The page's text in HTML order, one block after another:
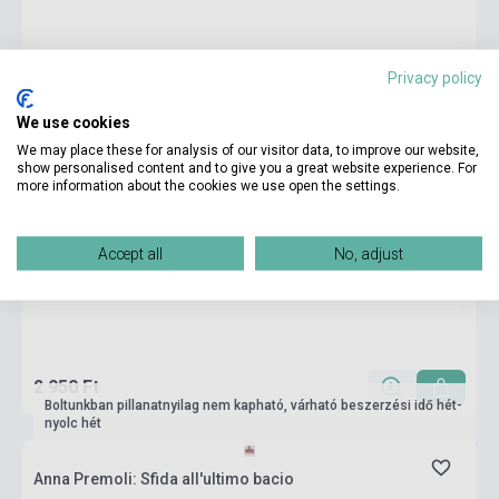
2 950 Ft
Boltunkban pillanatnyilag nem kapható, várható beszerzési idő hét-
nyolc hét
Anna Premoli: Sfida all'ultimo bacio
Privacy policy
We use cookies
We may place these for analysis of our visitor data, to improve our website,
show personalised content and to give you a great website experience. For
more information about the cookies we use open the settings.
Accept all No, adjust